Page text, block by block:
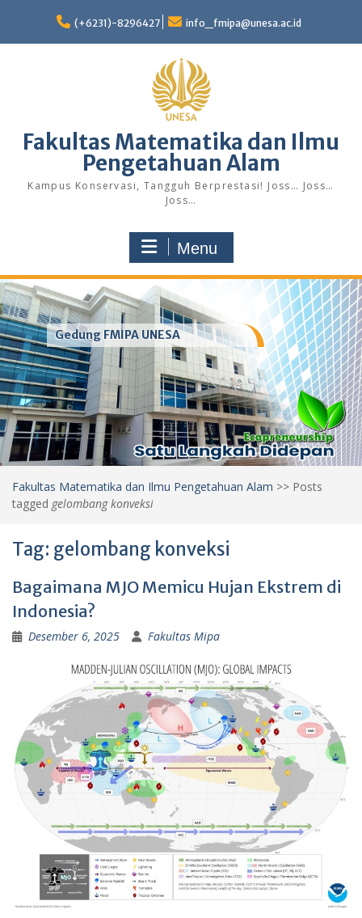
content
(+6231)-8296427 info_fmipa@unesa.ac.id
Fakultas Matematika dan Ilmu
Pengetahuan Alam
Kampus Konservasi, Tangguh Berprestasi! Joss… Joss…
Joss…
Menu
Gedung FMIPA UNESA
Fakultas Matematika dan Ilmu Pengetahuan Alam >> Posts
tagged gelombang konveksi
Tag: gelombang konveksi
Bagaimana MJO Memicu Hujan Ekstrem di
Indonesia?
Desember 6, 2025 Fakultas Mipa